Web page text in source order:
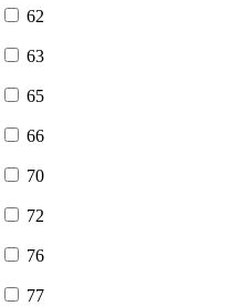
62
63
65
66
70
72
76
77